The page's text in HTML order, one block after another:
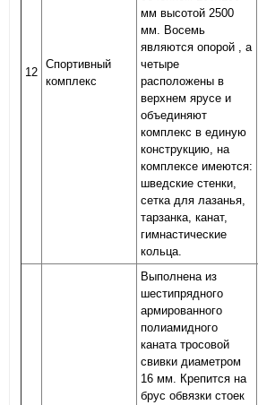
12
Спортивный
комплекс
мм высотой 2500
мм. Восемь
являются опорой , а
четыре
расположены в
верхнем ярусе и
объединяют
комплекс в единую
конструкцию, на
комплексе имеются:
шведские стенки,
сетка для лазанья,
тарзанка, канат,
гимнастические
кольца.
Выполнена из
шестипрядного
армированного
полиамидного
каната тросовой
свивки диаметром
16 мм. Крепится на
брус обвязки стоек